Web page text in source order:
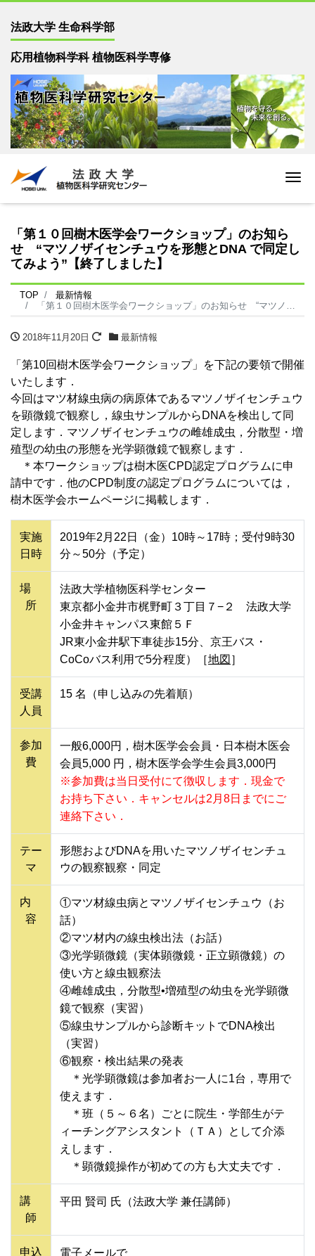
法政大学 生命科学部
応用植物科学科 植物医科学専修
「第１０回樹木医学会ワークショップ」のお知ら
せ “マツノザイセンチュウを形態とDNA で同定し
てみよう”【終了しました】
TOP
最新情報
「第１０回樹木医学会ワークショップ」のお知らせ “マツノザイセンチュウを形態とDNA で同定してみよう”【終了しました】
2018年11月20日 最新情報
「第10回樹木医学会ワークショップ」を下記の要領で開催
いたします．
今回はマツ材線虫病の病原体であるマツノザイセンチュウ
を顕微鏡で観察し，線虫サンプルからDNAを検出して同
定します．マツノザイセンチュウの雌雄成虫，分散型・増
殖型の幼虫の形態を光学顕微鏡で観察します．
＊本ワークショップは樹木医CPD認定プログラムに申
請中です．他のCPD制度の認定プログラムについては，
樹木医学会ホームページに掲載します．
実施
日時
2019年2月22日（金）10時～17時；受付9時30
分～50分（予定）
場
所
法政大学植物医科学センター
東京都小金井市梶野町３丁目７−２ 法政大学
小金井キャンパス東館５Ｆ
JR東小金井駅下車徒歩15分、京王バス・
CoCoバス利用で5分程度）［地図 ］
受講
人員
15 名（申し込みの先着順）
参加
費
一般6,000円，樹木医学会会員・日本樹木医会
会員5,000 円，樹木医学会学生会員3,000円
※参加費は当日受付にて徴収します．現金で
お持ち下さい．キャンセルは2月8日までにご
連絡下さい．
テー
マ
形態およびDNAを用いたマツノザイセンチュ
ウの観察観察・同定
内
容
①マツ材線虫病とマツノザイセンチュウ（お
話）
②マツ材内の線虫検出法（お話）
③光学顕微鏡（実体顕微鏡・正立顕微鏡）の
使い方と線虫観察法
④雌雄成虫，分散型•増殖型の幼虫を光学顕微
鏡で観察（実習）
⑤線虫サンプルから診断キットでDNA検出
（実習）
⑥観察・検出結果の発表
＊光学顕微鏡は参加者お一人に1台，専用で
使えます．
＊班（５～６名）ごとに院生・学部生がテ
ィーチングアシスタント（ＴＡ）として介添
えします．
＊顕微鏡操作が初めての方も大丈夫です．
講
師
平田 賢司 氏（法政大学 兼任講師）
申込
電子メールで